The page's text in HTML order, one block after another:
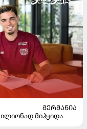
ᲒᲔᲠᲛᲐᲜᲘᲐ
მიჰყიდა